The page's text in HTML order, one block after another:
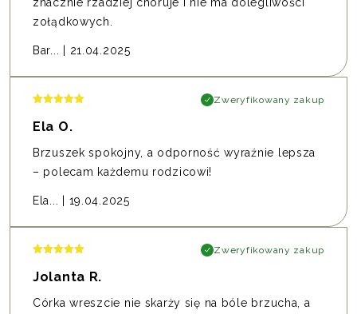
zołądkowych.
Bar... | 21.04.2025
Zweryfikowany zakup
Ela O.
Brzuszek spokojny, a odporność wyraźnie lepsza
– polecam każdemu rodzicowi!
Ela... | 19.04.2025
Zweryfikowany zakup
Jolanta R.
Córka wreszcie nie skarży się na bóle brzucha, a